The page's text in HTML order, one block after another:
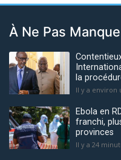
À Ne Pas
la
Il y a environ
Ebola en
franchi,
provinces
Il y a 24